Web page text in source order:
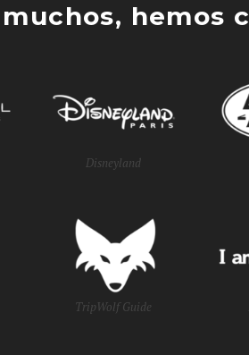
hemos
Disneyland
TripWolf Guide